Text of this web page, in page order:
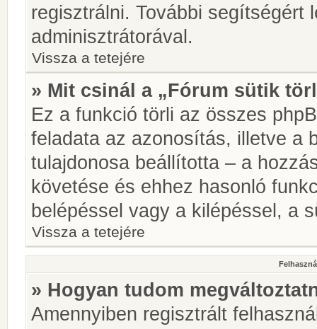
regisztrálni. További segítségért
adminisztrátorával.
Vissza a tetejére
» Mit csinál a „Fórum sütik
Ez a funkció törli az összes
feladata az azonosítás, illetve a
tulajdonosa beállította – a
követése és ehhez hasonló
belépéssel vagy a kilépéssel, a
Vissza a tetejére
» Hogyan tudom
Amennyiben regisztrált